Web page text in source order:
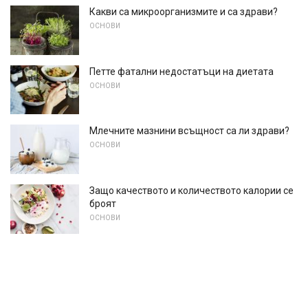
Какви са микроорганизмите и са здрави?
ОСНОВИ
Петте фатални недостатъци на диетата
ОСНОВИ
Млечните мазнини всъщност са ли здрави?
ОСНОВИ
Защо качеството и количеството калории се
броят
ОСНОВИ